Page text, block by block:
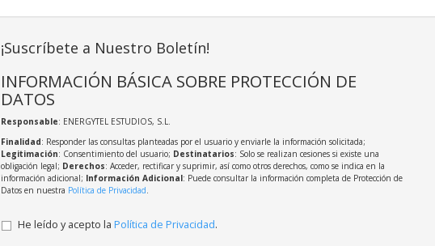
¡Suscríbete a Nuestro Boletín!
INFORMACIÓN BÁSICA SOBRE PROTECCIÓN DE
DATOS
Responsable: ENERGYTEL ESTUDIOS, S.L.
Finalidad: Responder las consultas planteadas por el usuario y enviarle la información solicitada;
Legitimación: Consentimiento del usuario; Destinatarios: Solo se realizan cesiones si existe una
obligación legal; Derechos: Acceder, rectificar y suprimir, así como otros derechos, como se indica en la
información adicional; Información Adicional: Puede consultar la información completa de Protección de
Datos en nuestra Política de Privacidad.
He leído y acepto la Política de Privacidad.